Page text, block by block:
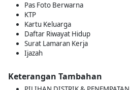
Pas Foto Berwarna
KTP
Kartu Keluarga
Daftar Riwayat Hidup
Surat Lamaran Kerja
Ijazah
Keterangan Tambahan